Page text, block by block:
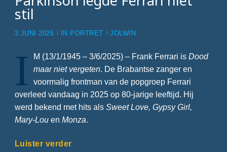
stil
3 JUNI 2026 IN PORTRET JOLWIN
I M (13/1/1945 – 3/6/2025) – Frank Ferrari is Dood
maar niet vergeten. De Brabantse zanger en
voormalig frontman van de popgroep Ferrari
overleed vandaag in 2025 op 80-jarige leeftijd. Hij
werd bekend met hits als Sweet Love, Gypsy Girl,
Mary-Louen Monza.
Luister verder